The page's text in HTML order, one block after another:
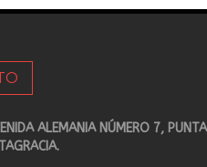
ALEMANIA NÚMERO 7,